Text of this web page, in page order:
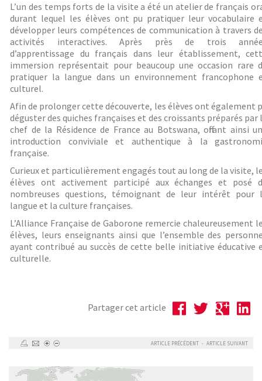
L’un des temps forts de la visite a été un atelier de français
durant lequel les élèves ont pu pratiquer leur vocabulaire
développer leurs compétences de communication à travers
activités interactives. Après près de trois
d’apprentissage du français dans leur établissement,
immersion représentait pour beaucoup une occasion rare
pratiquer la langue dans un environnement francophone
culturel.
Afin de prolonger cette découverte, les élèves ont également
déguster des quiches françaises et des croissants préparés par
chef de la Résidence de France au Botswana, offrant ainsi
introduction conviviale et authentique à la
française.
Curieux et particulièrement engagés tout au long de la visite,
élèves ont activement participé aux échanges et posé
nombreuses questions, témoignant de leur intérêt pour
langue et la culture françaises.
L’Alliance Française de Gaborone remercie chaleureusement
élèves, leurs enseignants ainsi que l’ensemble des
ayant contribué au succès de cette belle initiative éducative
culturelle.
Partager cet article
ARTICLE PRÉCÉDENT - ARTICLE SUIVANT